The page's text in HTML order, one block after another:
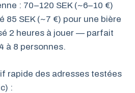
: 70–120 SEK (~6–10 €)
85 SEK (~7 €) pour une bière
2 heures à jouer — parfait
à 8 personnes.
rapide des adresses testées
: